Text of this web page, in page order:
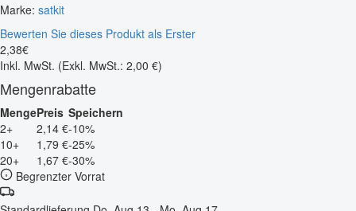
Marke: satkit
Bewerten Sie dieses Produkt als Erster
2,38€
Inkl. MwSt. (Exkl. MwSt.: 2,00 €)
Mengenrabatte
MengePreis Speichern
2+
2,14 €-10%
10+
1,79 €-25%
20+
1,67 €-30%
Begrenzter Vorrat